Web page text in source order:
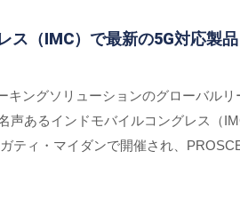
ス（IMC）で最新の5G対応製
ングソリューションのグローバル
あるインドモバイルコングレス（
ティ・マイダンで開催され、